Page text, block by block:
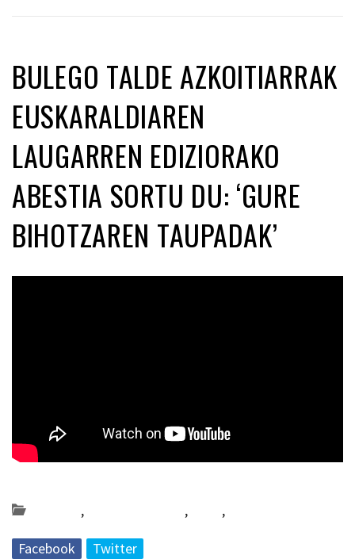
BULEGO TALDE AZKOITIARRAK
EUSKARALDIAREN
LAUGARREN EDIZIORAKO
ABESTIA SORTU DU: ‘GURE
BIHOTZAREN TAUPADAK’
, , ,
Facebook Twitter